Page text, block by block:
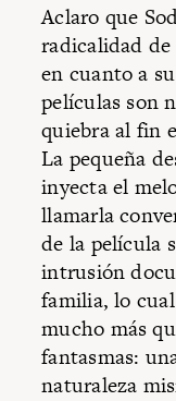
Aclaro que
radicalidad de
en cuanto a
películas son
quiebra al fin
La pequeña
inyecta el
llamarla
de la película
intrusión
familia, lo
mucho más
fantasmas:
naturaleza